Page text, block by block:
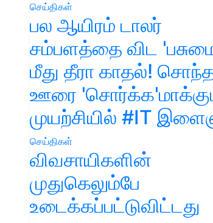
செய்திகள்
பல ஆயிரம் டாலர்
சம்பளத்தை விட
மீது தீரா காதல்!
ஊரை
முயற்சியில் #IT
செய்திகள்
விவசாயிகளின்
முதுகெலும்பே
உடைக்கப்பட்டுவிட்டது